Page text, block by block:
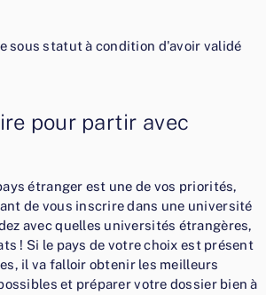
sous statut à condition d'avoir validé
pour partir avec
étranger est une de vos priorités,
de vous inscrire dans une université
avec quelles universités étrangères,
! Si le pays de votre choix est présent
il va falloir obtenir les meilleurs
et préparer votre dossier bien à